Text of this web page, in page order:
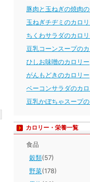
豚肉と玉ねぎの焼肉
玉ねぎチヂミのカロ
ちくわサラダのカロ
豆乳コーンスープの
ひしお味噌のカロリー
がんもどきのカロリー
ベーコンサラダのカ
豆乳かぼちゃスープ
カロリー・栄養一覧
食品
穀類(57)
野菜(178)